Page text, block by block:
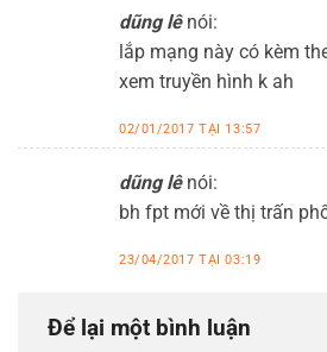
dũng lê nói:
lắp mạng này có kèm
xem truyền hình k ah
02/01/2017 TẠI 13:57
dũng lê nói:
bh fpt mới về thị trấn
23/04/2017 TẠI 03:19
Để lại một bình luận